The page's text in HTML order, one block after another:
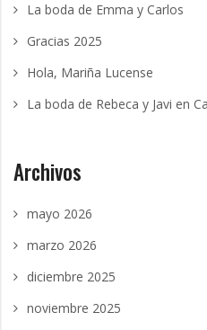
La boda de Emma y Carlos
Gracias 2025
Hola, Mariña Lucense
La boda de Rebeca y Javi en
Archivos
mayo 2026
marzo 2026
diciembre 2025
noviembre 2025